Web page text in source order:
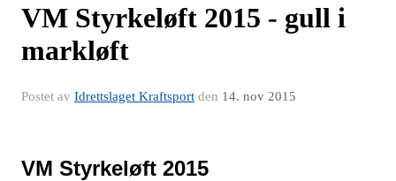
VM Styrkeløft 2015 - gull i
markløft
Postet av Idrettslaget Kraftsport den 14. nov 2015
VM Styrkeløft 2015